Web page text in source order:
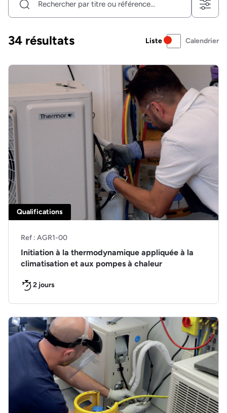
34 résultats Liste Calendrier
Ref : AGR1-00
Initiation à la thermodynamique appliquée à la
climatisation et aux pompes à chaleur
2 jours
Qualifications